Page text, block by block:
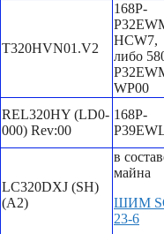
T320HVN01.V2
168P-
HCW7,
либо
WP00
REL320HY (LD0-
000) Rev:00
168P-
LC320DXJ (SH)
(A2)
в
майна
ШИМ
23-6